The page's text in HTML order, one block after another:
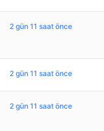
2 gün 11 saat önce
2 gün 11 saat önce
2 gün 11 saat önce